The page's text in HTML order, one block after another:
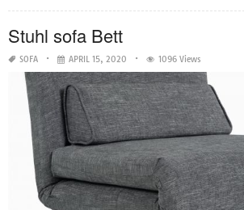
Stuhl sofa Bett
SOFA APRIL 15, 2020 1096 Views